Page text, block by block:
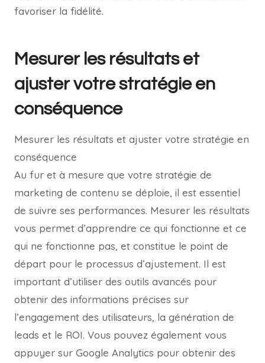
favoriser la fidélité.
Mesurer les résultats et
ajuster votre stratégie en
conséquence
Mesurer les résultats et ajuster votre stratégie en
conséquence
Au fur et à mesure que votre stratégie de
marketing de contenu se déploie, il est essentiel
de suivre ses performances. Mesurer les résultats
vous permet d’apprendre ce qui fonctionne et ce
qui ne fonctionne pas, et constitue le point de
départ pour le processus d’ajustement. Il est
important d’utiliser des outils avancés pour
obtenir des informations précises sur
l’engagement des utilisateurs, la génération de
leads et le ROI. Vous pouvez également vous
appuyer sur Google Analytics pour obtenir des